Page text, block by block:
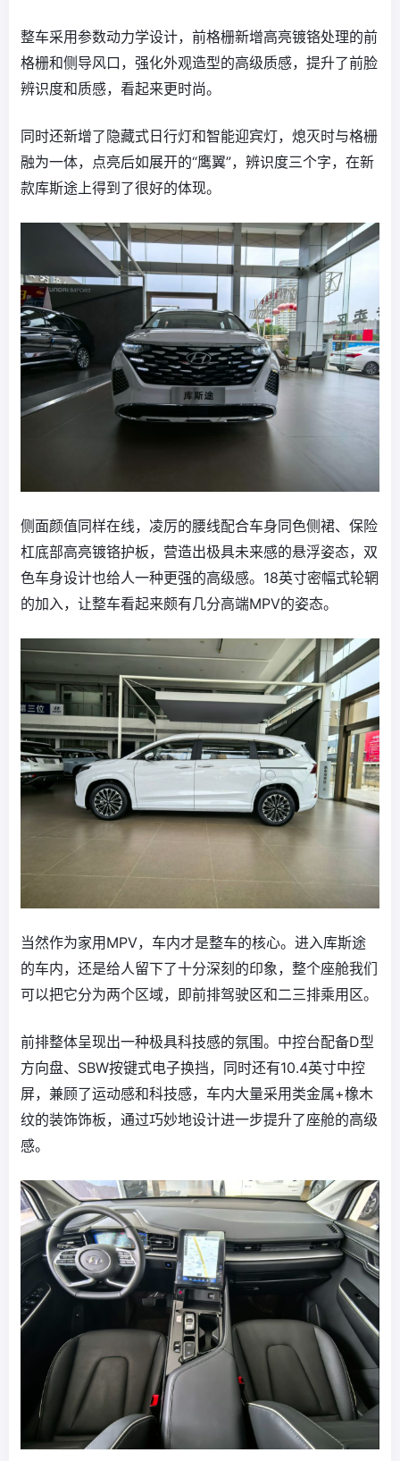
整车采用参数动力学设计，前格栅新增高亮镀铬处理的前
格栅和侧导风口，强化外观造型的高级质感，提升了前脸
辨识度和质感，看起来更时尚。
同时还新增了隐藏式日行灯和智能迎宾灯，熄灭时与格栅
融为一体，点亮后如展开的“鹰翼”，辨识度三个字，在新
款库斯途上得到了很好的体现。
侧面颜值同样在线，凌厉的腰线配合车身同色侧裙、保险
杠底部高亮镀铬护板，营造出极具未来感的悬浮姿态，双
色车身设计也给人一种更强的高级感。18英寸密幅式轮辋
的加入，让整车看起来颇有几分高端MPV的姿态。
当然作为家用MPV，车内才是整车的核心。进入库斯途
的车内，还是给人留下了十分深刻的印象，整个座舱我们
可以把它分为两个区域，即前排驾驶区和二三排乘用区。
前排整体呈现出一种极具科技感的氛围。中控台配备D型
方向盘、SBW按键式电子换挡，同时还有10.4英寸中控
屏，兼顾了运动感和科技感，车内大量采用类金属+橡木
纹的装饰饰板，通过巧妙地设计进一步提升了座舱的高级
感。